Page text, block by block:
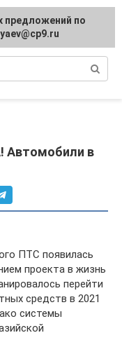
Автомобили в
ПТС появилась
проекта в жизнь
перейти
средств в 2021
системы
предложений по